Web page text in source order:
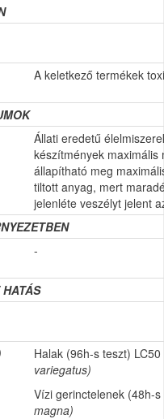
A keletkező termékek
Állati eredetű
készítmények
állapítható meg
tiltott anyag, mert
jelenléte veszélyt jelent
-
Halak (96h-s teszt)
variegatus)
Vízi gerinctelenek (48h-
magna)